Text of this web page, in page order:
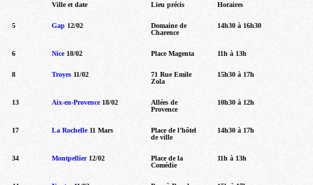
Ville et date Lieu précis Horaires
5 Gap 12/02
Domaine de
Charence
14h30 à 16h30
6 Nice18/02 Place Magenta 11h à 13h
8 Troyes 11/02
71 Rue Emile
Zola
15h30 à 17h
13 Aix-en-Provence18/02
Allées de
Provence
10h30 à 12h
17 La Rochelle11 Mars
Place de l’hôtel
de ville
14h30 à 17h
34 Montpellier12/02
Place de la
Comédie
11h à 13h